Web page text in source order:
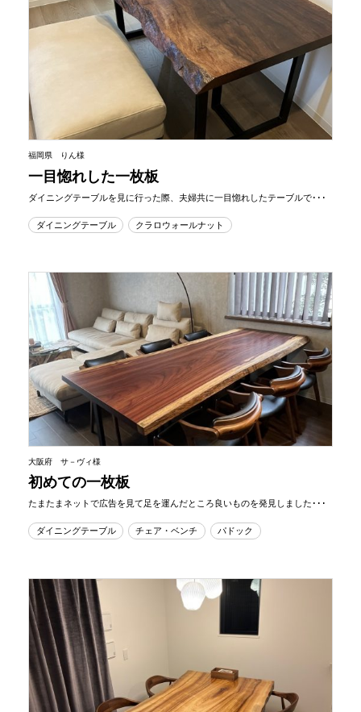
福岡県 りん様
一目惚れした一枚板
ダイニングテーブルを見に行った際、夫婦共に一目惚れしたテーブルで･･･
ダイニングテーブル クラロウォールナット
大阪府 サ－ヴィ様
初めての一枚板
たまたまネットで広告を見て足を運んだところ良いものを発見しました･･･
ダイニングテーブル チェア・ベンチ パドック